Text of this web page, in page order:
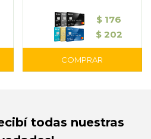
$ 176
$ 202
todas nuestras